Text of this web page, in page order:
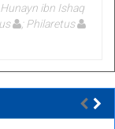
Hunayn ibn Ishaq
; Philaretus